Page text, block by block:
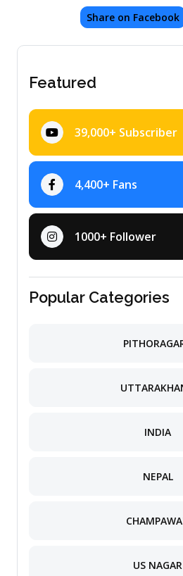
Share on Facebook
Featured
39,000+ Subscriber
4,400+ Fans
1000+ Follower
Popular Categories
INDIA
NEPAL
US NAGAR